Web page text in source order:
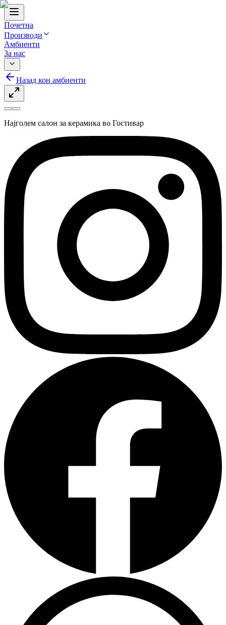
Почетна
Производи
Амбиенти
За нас
Назад кон амбиенти
Најголем салон за керамика во Гостивар